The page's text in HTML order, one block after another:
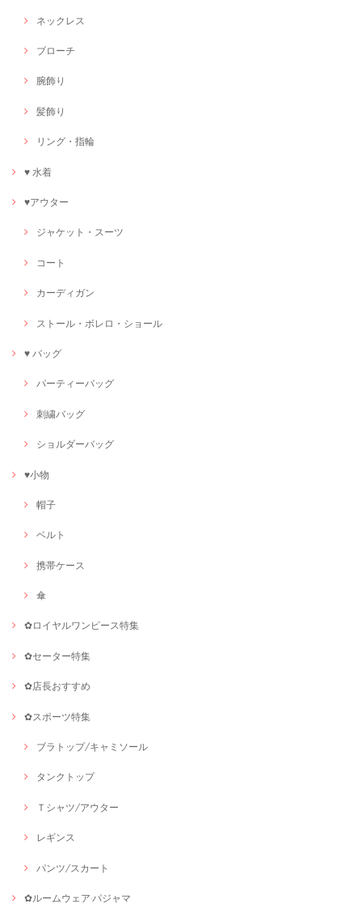
ネックレス
ブローチ
腕飾り
髪飾り
リング・指輪
♥ 水着
♥アウター
ジャケット・スーツ
コート
カーディガン
ストール・ボレロ・ショール
♥ バッグ
パーティーバッグ
刺繍バッグ
ショルダーバッグ
♥小物
帽子
ベルト
携帯ケース
傘
✿ロイヤルワンピース特集
✿セーター特集
✿店長おすすめ
✿スポーツ特集
ブラトップ/キャミソール
タンクトップ
Ｔシャツ/アウター
レギンス
パンツ/スカート
✿ルームウェア·パジャマ